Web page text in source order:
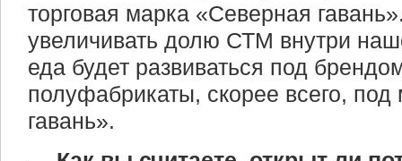
торговая марка «Северная
увеличивать долю СТМ внутри
еда будет развиваться под
полуфабрикаты, скорее всего,
гавань».